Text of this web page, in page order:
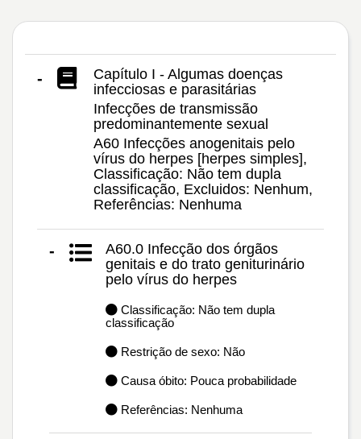
-
Capítulo I - Algumas doenças
infecciosas e parasitárias
Infecções de transmissão
predominantemente sexual
A60 Infecções anogenitais pelo
vírus do herpes [herpes simples],
Classificação: Não tem dupla
classificação, Excluidos: Nenhum,
Referências: Nenhuma
-
A60.0 Infecção dos órgãos
genitais e do trato geniturinário
pelo vírus do herpes
Classificação: Não tem dupla
classificação
Restrição de sexo: Não
Causa óbito: Pouca probabilidade
Referências: Nenhuma